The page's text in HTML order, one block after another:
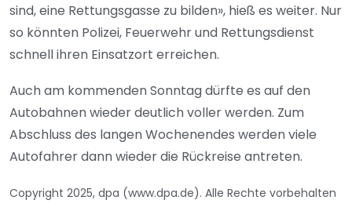
sind, eine Rettungsgasse zu bilden», hieß es weiter. Nur
so könnten Polizei, Feuerwehr und Rettungsdienst
schnell ihren Einsatzort erreichen.
Auch am kommenden Sonntag dürfte es auf den
Autobahnen wieder deutlich voller werden. Zum
Abschluss des langen Wochenendes werden viele
Autofahrer dann wieder die Rückreise antreten.
Copyright 2025, dpa (www.dpa.de). Alle Rechte vorbehalten